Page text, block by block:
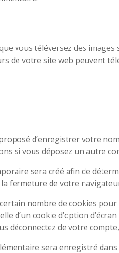
vous téléversez des
de votre site web peuvent
d’enregistrer votre
si vous déposez un autre
sera créé afin de
fermeture de votre
nombre de cookies
d’un cookie d’option
déconnectez de votre
sera enregistré